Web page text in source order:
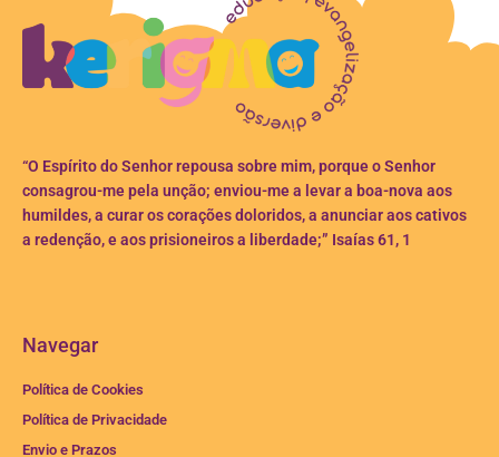
“O Espírito do Senhor repousa sobre mim, porque o Senhor
consagrou-me pela unção; enviou-me a levar a boa-nova aos
humildes, a curar os corações doloridos, a anunciar aos cativos
a redenção, e aos prisioneiros a liberdade;” Isaías 61, 1
Navegar
Política de Cookies
Política de Privacidade
Envio e Prazos